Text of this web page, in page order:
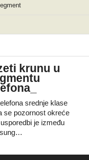
krunu u
srednje klase
se pozornost okreće
je između